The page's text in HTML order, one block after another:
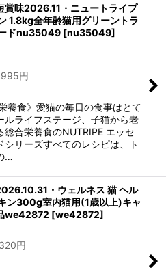
賞味2026.11・ニュートライプ
1.8kg全年齢猫用グリーントラ
ドnu35049 [nu35049]
円
養食》愛猫の毎日の食事はとて
ルライフステージ、子猫から老
総合栄養食のNUTRIPE エッセ
シリーズすべてのレシピは、ト
…
・ウェルネス 猫 ヘル
ン300g室内猫用(1歳以上)キャ
we42872 [we42872]
円